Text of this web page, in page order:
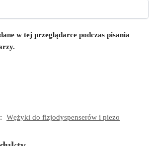
w tej przeglądarce podczas pisania
Wężyki do fizjodyspenserów i piezo